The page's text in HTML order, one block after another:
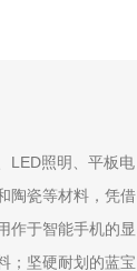
LED照明、平板电
陶瓷等材料，凭借
作于智能手机的显
；坚硬耐划的蓝宝